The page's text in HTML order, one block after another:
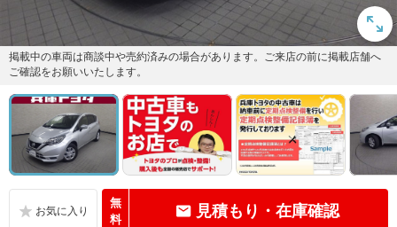
掲載中の車両は商談中や売約済みの場合があります。ご来店の前に掲載店舗へ
ご確認をお願いいたします。
無
料
見積もり・在庫確認